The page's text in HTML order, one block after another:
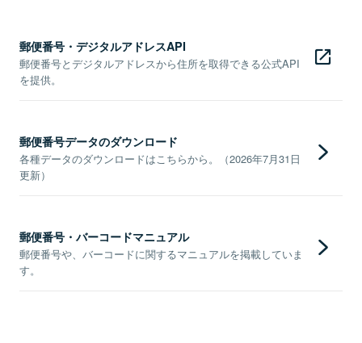
郵便番号・デジタルアドレスAPI
郵便番号とデジタルアドレスから住所を取得できる公式API
を提供。
郵便番号データのダウンロード
各種データのダウンロードはこちらから。（2026年7月31日
更新）
郵便番号・バーコードマニュアル
郵便番号や、バーコードに関するマニュアルを掲載していま
す。